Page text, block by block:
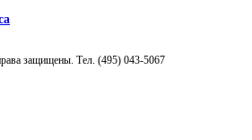
защищены. Тел. (495) 043-5067